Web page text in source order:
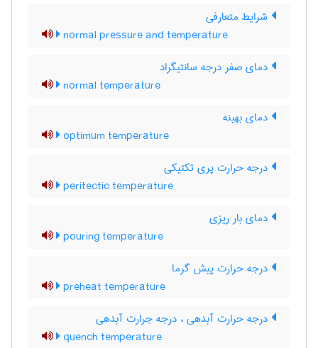
شرایط متعارفی
normal pressure and temperature
دمای صفر درجه سانتیگراد
normal temperature
دمای بهینه
optimum temperature
درجه حرارت پری تکتیکی
peritectic temperature
دمای بار ریزی
pouring temperature
درجه حرارت پیش گرما
preheat temperature
درجه حرارت آبدهی ، درجه جرارت آبدهی
quench temperature